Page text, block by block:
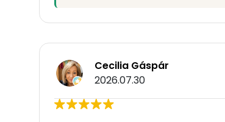
Cecilia Gáspár
2026.07.30